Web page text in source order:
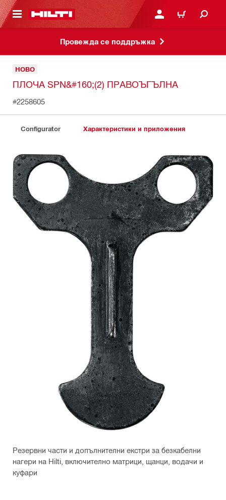
СЪДЪРЖАНИЕ ВЛЕЗ ИЛИ СЕ
КОЛИЧКА
Провежда се поддръжка
НОВО
ПЛОЧА SPN&#160;(2) ПРАВОЪГЪЛНА
#2258605
Configurator Характеристики и приложения
Резервни части и допълнителни екстри за безкабелни
нагери на Hilti, включително матрици, щанци, водачи и
куфари